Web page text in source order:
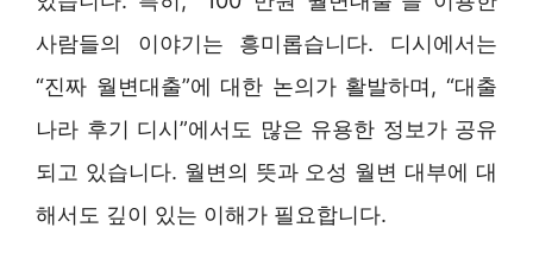
사람들의 이야기는 흥미롭습니다. 디시에서는
“진짜 월변대출”에 대한 논의가 활발하며, “대출
나라 후기 디시”에서도 많은 유용한 정보가 공유
되고 있습니다. 월변의 뜻과 오성 월변 대부에 대
해서도 깊이 있는 이해가 필요합니다.